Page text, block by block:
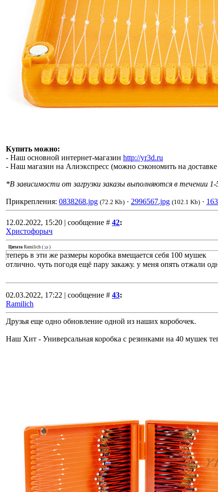
Купить можно:
- Наш основной интернет-магазин http://yr3d.ru
- Наш магазин на Алиэкспресс (можно сэкономить на
*В зависимости от загрузки заказы выполняются в течении 1-
Прикрепления: 0838268.jpg (72.2 Kb) · 2996567.jpg (102.1 Kb) ·
12.02.2022, 15:20 | сообщение # 42:
Христофорыч
Цитата Ramilich ( )
теперь в эти же размеры коробка вмещается себя 100 мушек
отлично. чуть погодя ещё пару закажу. у меня опять отжали
02.03.2022, 17:22 | сообщение # 43:
Ramilich
Друзья еще одно обновление одной из наших коробочек.
Наш Хит - Универсальная коробка с резинками на 40 мушек